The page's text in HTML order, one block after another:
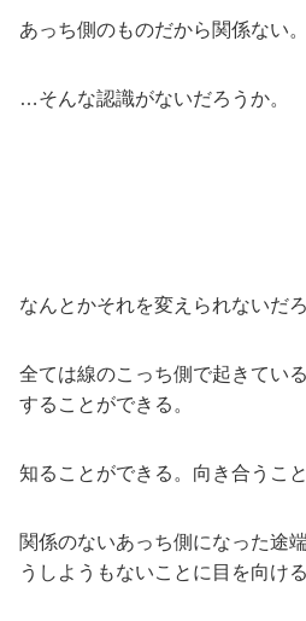
あっち側のものだから関係ない。
…そんな認識がないだろうか。
なんとかそれを変えられないだろ
全ては線のこっち側で起きてい
することができる。
知ることができる。向き合うこと
関係のないあっち側になった途
うしようもないことに目を向け